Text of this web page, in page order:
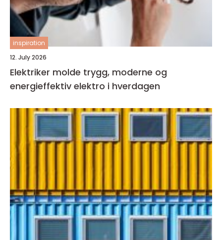
inspiration
12. July 2026
Elektriker molde trygg, moderne og
energieffektiv elektro i hverdagen